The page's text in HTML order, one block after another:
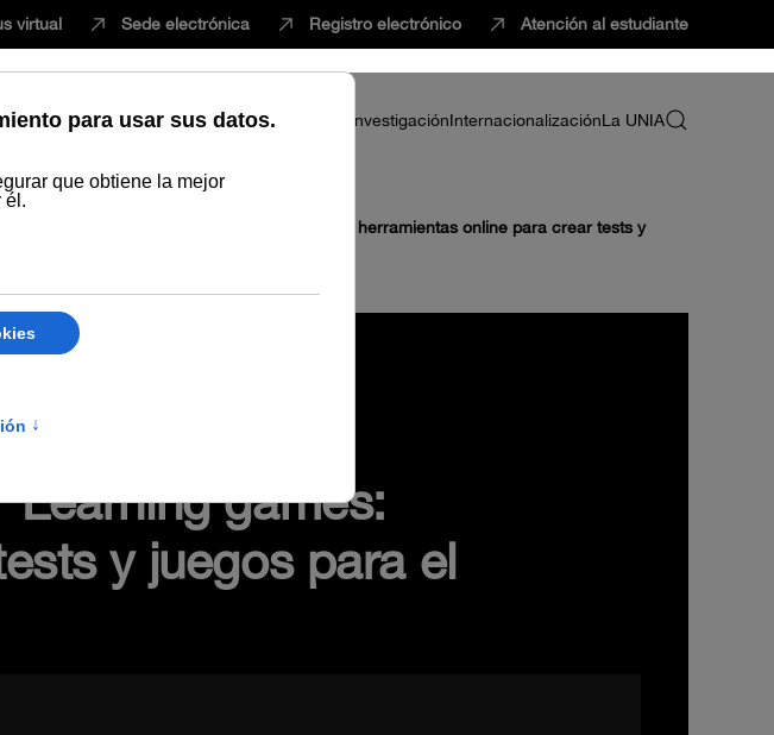
virtual Sede electrónica Registro electrónico Atención al estudiante
InnovaciónVida universitariaProfesorado InvestigaciónInternacionalizaciónLa UNIA
del seminario virtual "Learning games: herramientas online para crear tests y
games:
y juegos para el